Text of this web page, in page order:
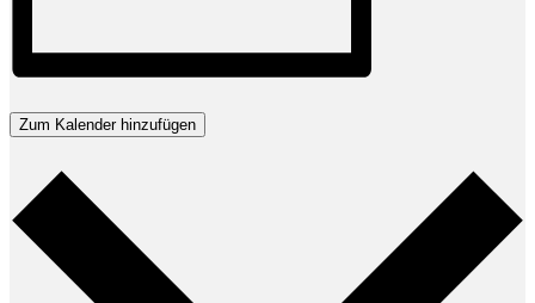
Zum Kalender hinzufügen